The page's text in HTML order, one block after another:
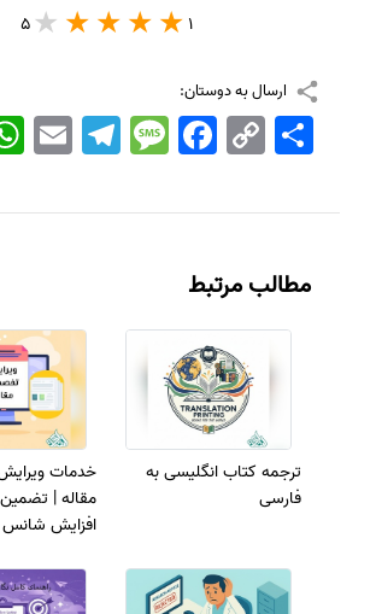
1
5
ارسال به دوستان:
EmailTelegramMessageFacebook Copy
Link
اشتراک
مطالب مرتبط
ترجمه کتاب انگلیسی به
فارسی
خدمات
مقاله |
افزایش